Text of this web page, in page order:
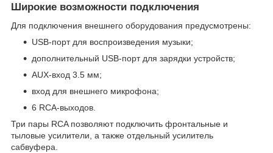
Широкие возможности подключения
Для подключения внешнего оборудования предусмотрены:
USB-порт для воспроизведения музыки;
дополнительный USB-порт для зарядки устройств;
AUX-вход 3.5 мм;
вход для внешнего микрофона;
6 RCA-выходов.
Три пары RCA позволяют подключить фронтальные и
тыловые усилители, а также отдельный усилитель
сабвуфера.